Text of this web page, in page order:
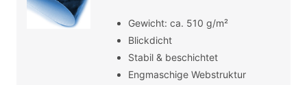
Gewicht: ca. 510 g/m²
Blickdicht
Stabil & beschichtet
Engmaschige Webstruktur